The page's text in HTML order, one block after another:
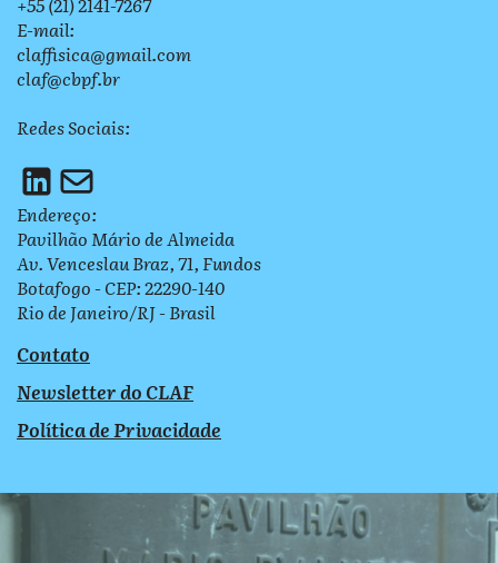
E-mail:
claffisica@gmail.com
claf@cbpf.br
Redes Sociais:
Endereço:
Pavilhão Mário de Almeida
Av. Venceslau Braz, 71, Fundos
Botafogo - CEP: 22290-140
Rio de Janeiro/RJ - Brasil
Contato
Newsletter do CLAF
Política de Privacidade